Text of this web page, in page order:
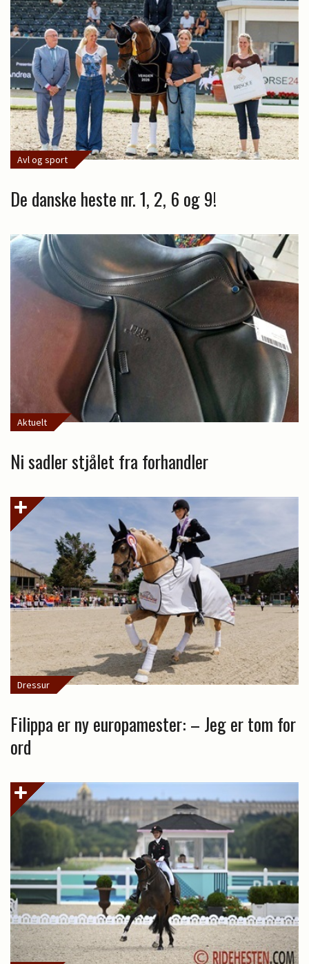
Avl og sport
De danske heste nr. 1, 2, 6 og 9!
Aktuelt
Ni sadler stjålet fra forhandler
Dressur
Filippa er ny europamester: – Jeg er tom for
ord